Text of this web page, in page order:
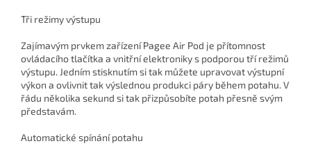
Tři režimy výstupu
Zajímavým prvkem zařízení Pagee Air Pod je přítomnost
ovládacího tlačítka a vnitřní elektroniky s podporou tří režimů
výstupu. Jedním stisknutím si tak můžete upravovat výstupní
výkon a ovlivnit tak výslednou produkci páry během potahu. V
řádu několika sekund si tak přizpůsobíte potah přesně svým
představám.
Automatické spínání potahu